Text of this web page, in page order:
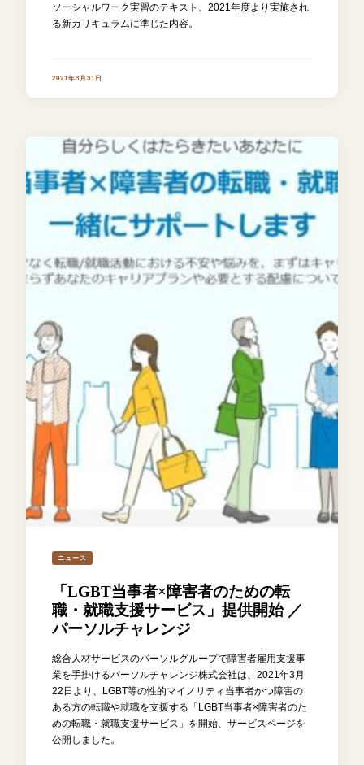
ソーシャルワーク実習のテキスト。2021年度より実施され
る新カリキュラムに準じた内容。
2021年3月31日
ニュース
「LGBT当事者×障害者のための転
職・就職支援サービス」提供開始 ／
パーソルチャレンジ
総合人材サービスのパーソルグループで障害者雇用支援事
業を手掛けるパーソルチャレンジ株式会社は、2021年3月
22日より、LGBT等の性的マイノリティ当事者かつ障害の
ある方の転職や就職を支援する「LGBT当事者×障害者のた
めの転職・就職支援サービス」を開始、サービスページを
公開しました。